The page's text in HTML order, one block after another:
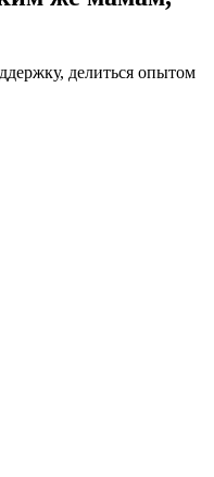
делиться опытом